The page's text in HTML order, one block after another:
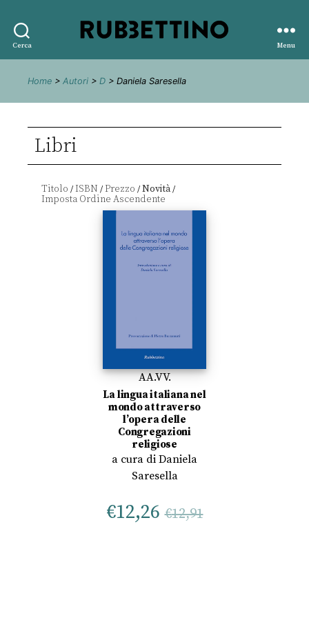
Cerca
editore
Menu
Home > Autori > D > Daniela Saresella
Libri
Titolo /ISBN /Prezzo /Novità/
AA.VV.
La lingua italiana nel
mondo attraverso
l’opera delle
Congregazioni
religiose
a cura di Daniela
Saresella
€12,26 €12,91